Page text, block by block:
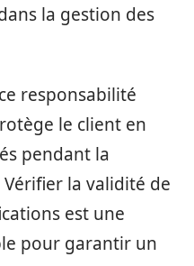
la gestion des
responsabilité
le client en
pendant la
la validité de
est une
pour garantir un